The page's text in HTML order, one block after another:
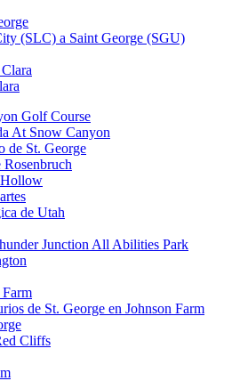
(SLC) a Saint George (SGU)
Golf Course
At Snow Canyon
de St. George
Hollow
de Utah
Junction All Abilities Park
de St. George en Johnson Farm
Cliffs